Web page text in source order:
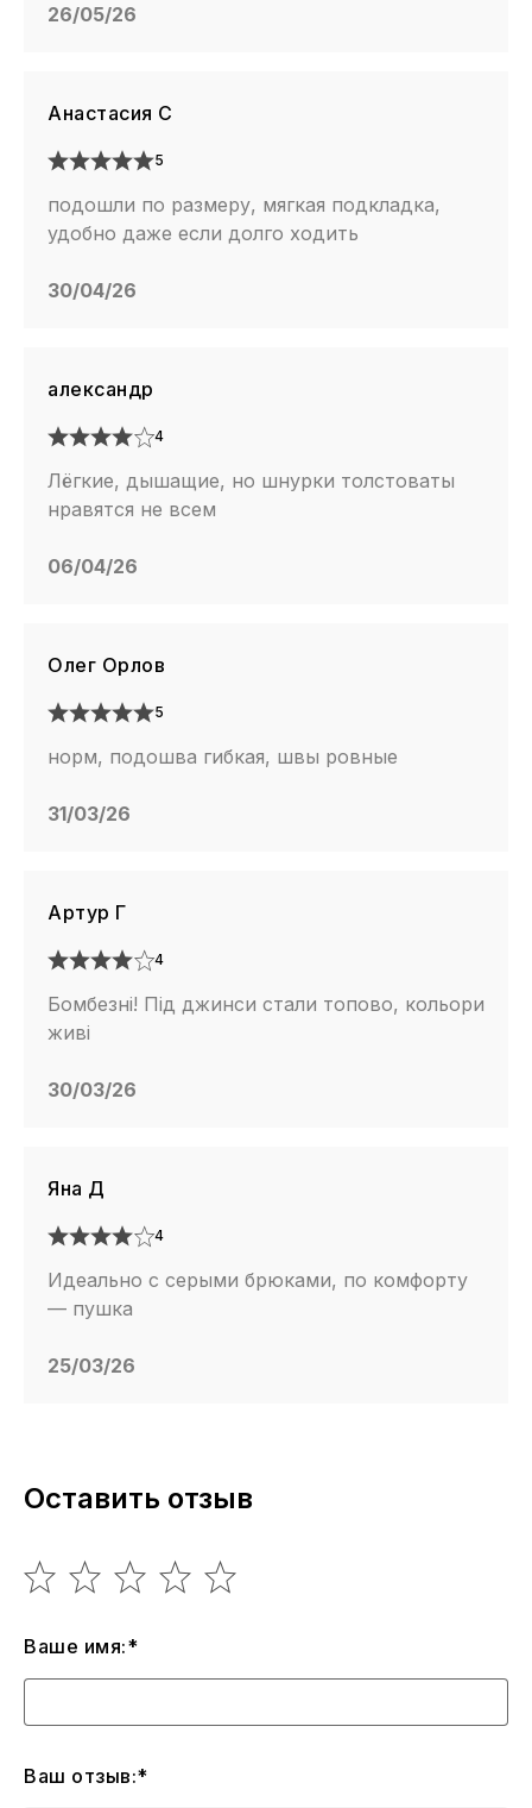
26/05/26
Анастасия С
5
подошли по размеру, мягкая подкладка,
удобно даже если долго ходить
30/04/26
александр
4
Лёгкие, дышащие, но шнурки толстоваты
нравятся не всем
06/04/26
Олег Орлов
5
норм, подошва гибкая, швы ровные
31/03/26
Артур Г
4
Бомбезні! Під джинси стали топово, кольори
живі
30/03/26
Яна Д
4
Идеально с серыми брюками, по комфорту
— пушка
25/03/26
Оставить отзыв
Ваше имя:*
Ваш отзыв:*